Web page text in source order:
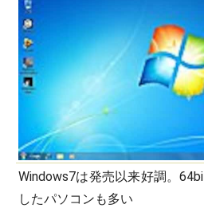
Windows7は発売以来好調。
したパソコンも多い